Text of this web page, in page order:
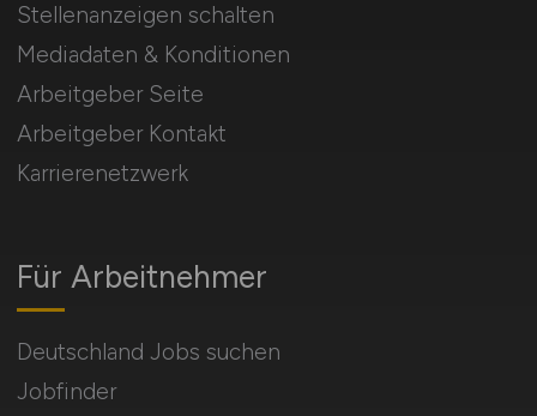
Für Arbeitnehmer
Deutschland Jobs suchen
Jobfinder
Stellenanzeigen schalten
Mediadaten & Konditionen
Arbeitgeber Seite
Arbeitgeber Kontakt
Karrierenetzwerk